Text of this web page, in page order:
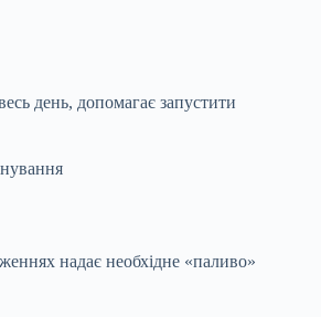
день, допомагає запустити
надає необхідне «паливо»